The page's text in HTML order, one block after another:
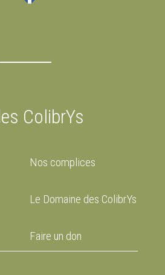
ColibrYs
Nos complices
Le Domaine des ColibrYs
Faire un don